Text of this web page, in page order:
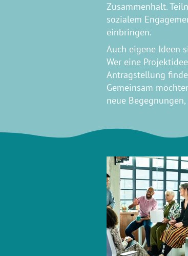
Zusammenhalt.
sozialem
einbringen.
Auch eigene Ideen
Wer eine
Antragstellung
Gemeinsam
neue